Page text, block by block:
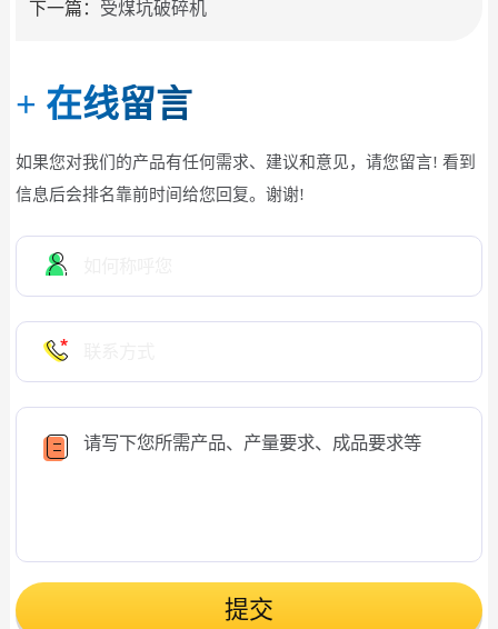
下一篇： 受煤坑破碎机
+ 在线留言
如果您对我们的产品有任何需求、建议和意见，请您留言! 看到
信息后会排名靠前时间给您回复。谢谢!
提交